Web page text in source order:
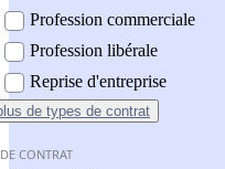
Profession commerciale
Profession libérale
Reprise d'entreprise
de types de contrat
CONTRAT